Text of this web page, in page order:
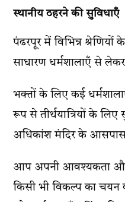
स्थानीय ठहरने की सुविधाएँ
पंढरपूर में विभिन्न
साधारण धर्मशालाएँ से
भक्तों के लिए कई
रूप से तीर्थयात्रियों के
अधिकांश मंदिर के आसपास
आप अपनी आवश्यकता
किसी भी विकल्प का